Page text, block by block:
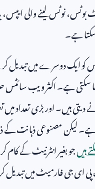
نوٹس لینے والی ایپس،
ہے۔
کو ایک دوسرے میں تبدیل
سکتی ہے۔ اکثر ویب
ہیں۔ اور بڑی تعداد
ہے۔ لیکن مصنوعی ذہانت
ہیںجو بغیر انٹرنیٹ کے
پی ای جی فارمیٹ میں